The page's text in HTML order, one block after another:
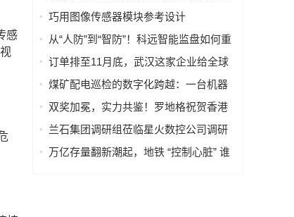
感
产重构海外工程交付
巧用图像传感器模块参考设计
（PRISM），简化成像设备从设计到制
从“人防”到“智防”！科远智能监盘如何重
塑火电运行新范式
订单排至11月底，武汉这家企业给全球
40多国电力设备做“CT”
煤矿配电巡检的数字化跨越：一台机器
人如何改变“抄表”这件小事
双奖加冕，实力共鉴！罗地格祝贺香港
国际机场2026持续斩获行业大奖
兰石集团调研组莅临星火数控公司调研
指导数智化转型工作
万亿存量翻新潮起，地铁 “控制心脏” 谁